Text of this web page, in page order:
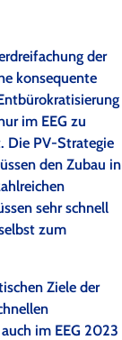
der
konsequente
im EEG zu
Die PV-Strategie
den Zubau in
sehr schnell
zum
Ziele der
im EEG 2023